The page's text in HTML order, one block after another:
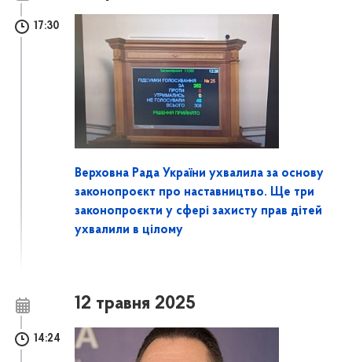
17:30
Верховна Рада України ухвалила за основу
законопроєкт про наставництво. Ще три
законопроєкти у сфері захисту прав дітей
ухвалили в цілому
12 травня 2025
14:24